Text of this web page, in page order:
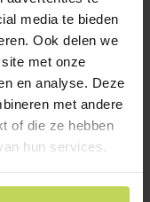
media te bieden
Ook delen we
met onze
en analyse. Deze
met andere
of die ze hebben
hun services.